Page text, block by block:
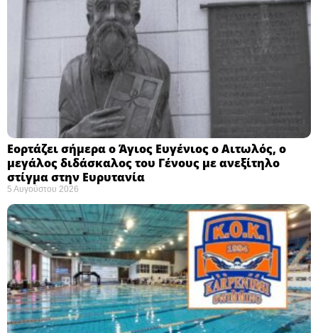
Εορτάζει σήμερα ο Άγιος Ευγένιος ο Αιτωλός, ο
μεγάλος διδάσκαλος του Γένους με ανεξίτηλο
στίγμα στην Ευρυτανία
5 Αυγούστου 2026